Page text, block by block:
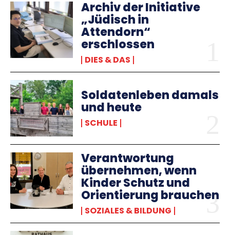
Archiv der Initiative
„Jüdisch in
Attendorn“
erschlossen
DIES & DAS
Soldatenleben damals
und heute
SCHULE
Verantwortung
übernehmen, wenn
Kinder Schutz und
Orientierung brauchen
SOZIALES & BILDUNG